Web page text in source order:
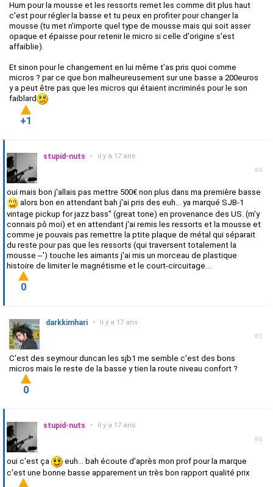
Hum pour la mousse et les ressorts remet les comme dit plus haut
c'est pour régler la basse et tu peux en profiter pour changer la
mousse (tu met n'importe quel type de mousse mais qui soit asser
opaque et épaisse pour retenir le micro si celle d'origine s'est
affaiblie).
Et sinon pour le changement en lui même t'as pris quoi comme
micros ? par ce que bon malheureusement sur une basse a 200euros
y a peut être pas que les micros qui étaient incriminés pour le son
faiblard
+1
#4
stupid-nuts • il y a 17 ans
oui mais bon j'allais pas mettre 500€ non plus dans ma première basse
alors bon en attendant bah j'ai pris des euh... ya marqué SJB-1
vintage pickup for jazz bass" (great tone) en provenance des US. (m'y
connais pô moi) et en attendant j'ai remis les ressorts et la mousse et
comme je pouvais pas remettre la ptite plaque de métal qui séparait
du reste pour pas que les ressorts (qui traversent totalement la
mousse --') touche les aimants j'ai mis un morceau de plastique
histoire de limiter le magnétisme et le court-circuitage...
0
#5
darkkimhari • il y a 17 ans
C'est des seymour duncan les sjb1 me semble c'est des bons
micros mais le reste de la basse y tien la route niveau confort ?
0
#6
stupid-nuts • il y a 17 ans
oui c'est ça
euh... bah écoute d'après mon prof pour la marque
c'est une bonne basse apparement un très bon rapport qualité prix